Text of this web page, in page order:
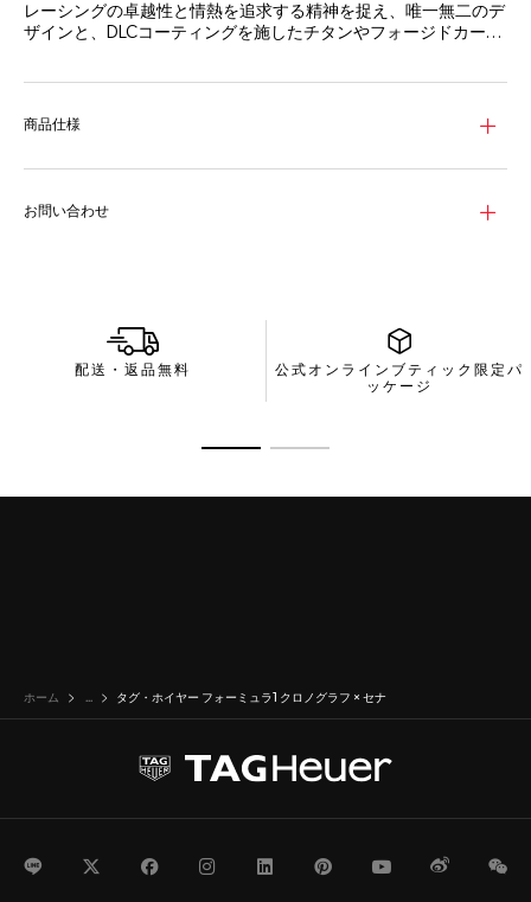
レーシングの卓越性と情熱を追求する精神を捉え、唯一無二のデ
ザインと、DLCコーティングを施したチタンやフォージドカーボ
ンレイダイヤル。鮮やかなイエローのラッカー仕上げが施された
超高速のモーターレーシングで求められる要件を満たすよう設計
された44mmのブラックDLCチタン製ケースとフォージドカーボ
このクロノグラフには自動巻ムーブメントが搭載され、一秒一秒
高精度に時を刻むことを約束します。レーシング界のレジェン
ド、セナに捧げるオマージュとして、ケースバックには、彼が愛
用していたヘルメットの刻印が施されています。
商品仕様
お問い合わせ
配送・返品無料
公式オンラインブティック限定パ
ッケージ
ホーム ... タグ・ホイヤー フォーミュラ1 クロノグラフ × セナ
TwitterFacebookInstagramLinkedInPinterestYoutubeWeibo